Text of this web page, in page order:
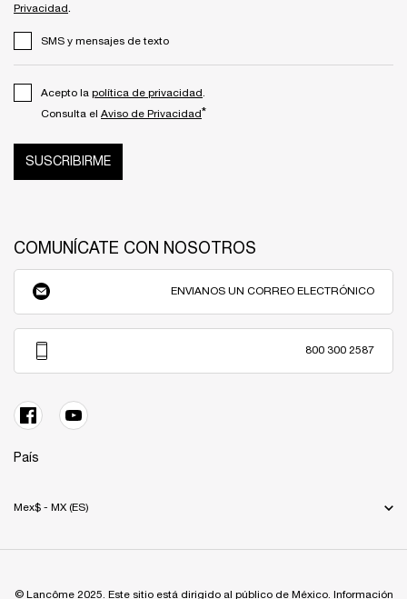
Privacidad.
SMS y mensajes de texto
Acepto la política de privacidad
Consulta el Aviso de Privacidad*
SUSCRIBIRME
COMUNÍCATE CON NOSOTROS
ENVIANOS UN CORREO ELECTRÓNICO
800 300 2587
País
Mex$ - MX (ES)
© Lancôme 2025. Este sitio está dirigido al público de México. Información